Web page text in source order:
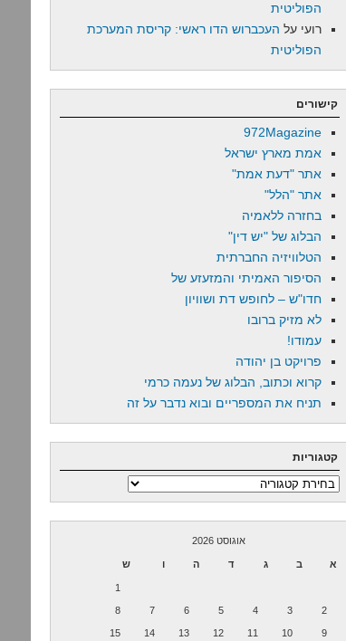
הפוליטית
רועי על העכברוש הדו ראשי: קריסת המערכת
הפוליטית
קישורים
972Magazine
אמת מארץ ישראל
אתר "דעת אמת"
אתר "הלל"
בחזרה ללאמיה
הבלוג של "יש דין"
הטלוויזיה החברתית
הסיפור האמיתי והמזעזע של
חדו"ש – לחופש דת ושוויון
לא מזיק ברובו
עמודו!
פרויקט בן יהודה
קרוא וכתוב, הבלוג של נעמה כרמי
תניח את המספריים ובוא נדבר על זה
קטגוריות
קטגוריות
אוגוסט 2026
א ב ג ד ה ו ש
1
2
3
4
5
6
7
8
9
10
11
12
13
14
15